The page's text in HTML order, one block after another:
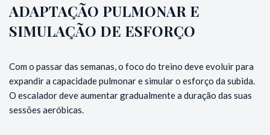
ADAPTAÇÃO PULMONAR E
SIMULAÇÃO DE ESFORÇO
Com o passar das semanas, o foco do treino deve evoluir para
expandir a capacidade pulmonar e simular o esforço da subida.
O escalador deve aumentar gradualmente a duração das suas
sessões aeróbicas.